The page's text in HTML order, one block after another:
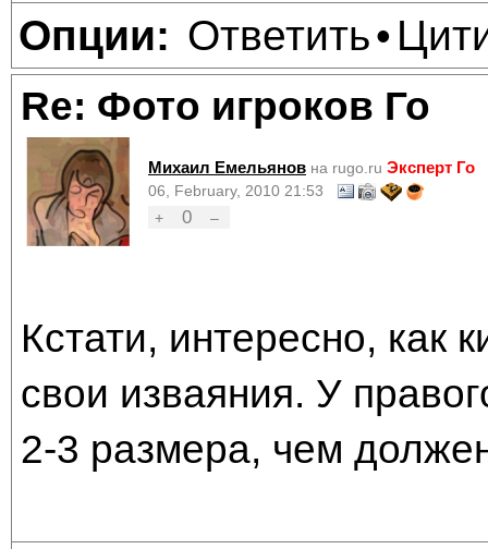
Опции: Ответить•
Re: Фото игроков Го
Михаил Емельянов на rugo.ru Эксперт Го
06, February, 2010 21:53
+
0 –
Кстати, интересно, как
свои изваяния. У
2-3 размера, чем